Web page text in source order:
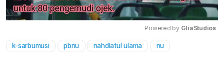
Powered by GliaStudios
k-sarbumusi pbnu nahdlatul ulama nu